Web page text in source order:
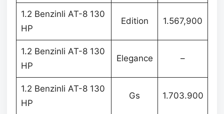
1.2 Benzinli AT-8 130
HP
Edition 1.567,900
1.2 Benzinli AT-8 130
HP
Elegance –
1.2 Benzinli AT-8 130
HP
Gs 1.703.900